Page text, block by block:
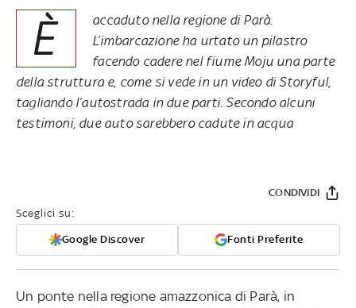
È
accaduto nella regione di Parà.
L’imbarcazione ha urtato un pilastro
facendo cadere nel fiume Moju una parte
della struttura e, come si vede in un video diStoryful,
tagliando l’autostrada in due parti. Secondo alcuni
testimoni, due auto sarebbero cadute in acqua
Sceglici su:
Google Discover Fonti Preferite
CONDIVIDI
Un ponte nella regione amazzonica di Parà, in